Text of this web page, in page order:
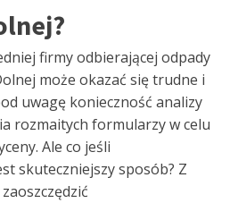
firmy odbierającej odpady
może okazać się trudne i
uwagę konieczność analizy
rozmaitych formularzy w celu
Ale co jeśli
skuteczniejszy sposób? Z